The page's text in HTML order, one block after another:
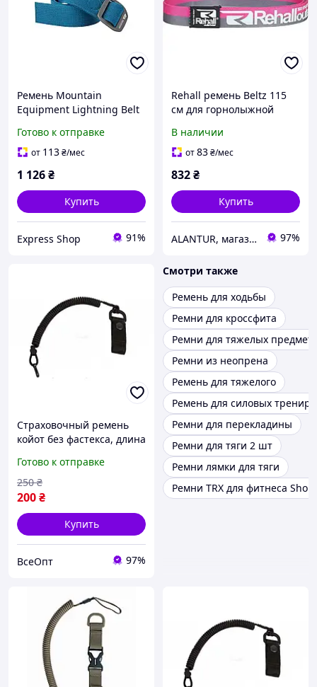
Ремень Mountain
Equipment Lightning Belt
ширина 38 мм вес 25 г
нейлоновая лента
Готово к отправке
от 113₴/мес
1 126₴
Купить
Express Shop 91%
Rehall ремень Beltz 115
см для горнолыжной
В наличии
от83₴/мес
832₴
Купить
ALANTUR, магазин туристичного спорядження та велосипедів 97%
Страховочный ремень
койот без фастекса, длина
Готово к отправке
200₴
250 ₴
Купить
ВсеОпт 97%
Смотри также
Ремень для ходьбы
Ремни для кроссфита
Ремни для тяжелых
Ремни из неопрена
Ремень для тяжелого
Ремень для силовых
Ремни для перекладины
Ремни для тяги 2 шт
Ремни лямки для тяги
Ремни TRX для фитнеса Shop